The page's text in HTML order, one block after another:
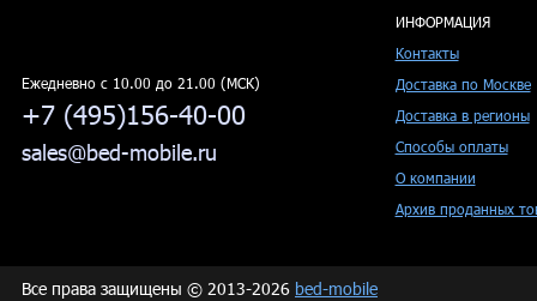
Ежедневно c 10.00 до 21.00 (МСК)
+7 (495)156-40-00
sales@bed-mobile.ru
ИНФОРМАЦИЯ
Контакты
Доставка по Москве
Доставка в регионы
Способы оплаты
О компании
Архив проданных
Все права защищены © 2013-2026 bed-mobile